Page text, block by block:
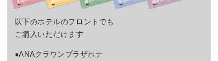
以下のホテルのフロントでも
ご購入いただけます
●ANAクラウンプラザホテ